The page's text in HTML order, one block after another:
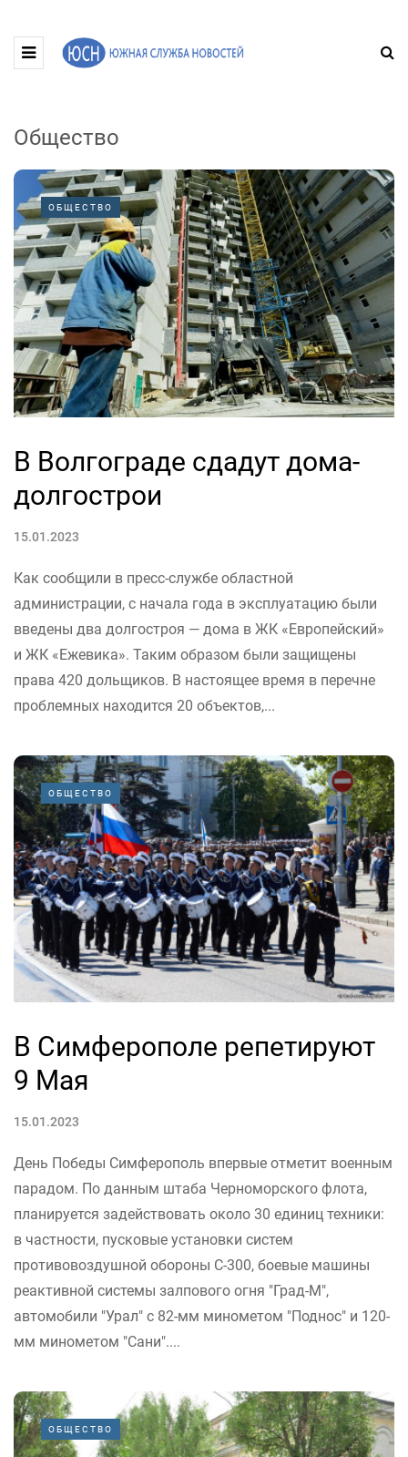
Общество
ОБЩЕСТВО
В Волгограде сдадут дома-
долгострои
15.01.2023
Как сообщили в пресс-службе областной
администрации, с начала года в эксплуатацию были
введены два долгостроя — дома в ЖК «Европейский»
и ЖК «Ежевика». Таким образом были защищены
права 420 дольщиков. В настоящее время в перечне
проблемных находится 20 объектов,...
ОБЩЕСТВО
В Симферополе репетируют
9 Мая
15.01.2023
День Победы Симферополь впервые отметит военным
парадом. По данным штаба Черноморского флота,
планируется задействовать около 30 единиц техники:
в частности, пусковые установки систем
противовоздушной обороны С-300, боевые машины
реактивной системы залпового огня "Град-М",
автомобили "Урал" с 82-мм минометом "Поднос" и 120-
мм минометом "Сани"....
ОБЩЕСТВО